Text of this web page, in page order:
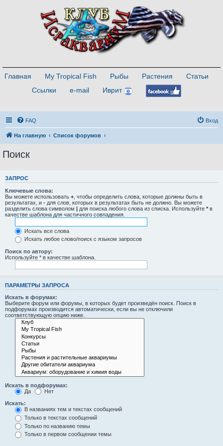
Главная My Tropical Fish Рыбы Растения
Статьи
Ссылки
e-mail Иврит
FAQ Вход
На главную Список форумов
Поиск
ЗАПРОС
Ключевые слова:
Вы можете использовать + , чтобы определить слова, которые должны быть в
результатах, и - для слов, которых в результатах быть не должно. Вы можете
разделить слова символом | для поиска любого слова из списка. Используйте * в
качестве шаблона для частичного совпадения.
Искать все слова
Искать любое слово/поиск с языком запросов
Поиск по автору:
Используйте * в качестве шаблона.
ПАРАМЕТРЫ ЗАПРОСА
Искать в форумах:
Выберите форум или форумы, в которых будет произведён поиск. Поиск в
подфорумах производится автоматически, если вы не отключили
соответствующую опцию ниже.
Искать в подфорумах:
Да
Нет
Искать:
В названиях тем и текстах сообщений
Только в текстах сообщений
Только по названию темы
Только в первом сообщении темы